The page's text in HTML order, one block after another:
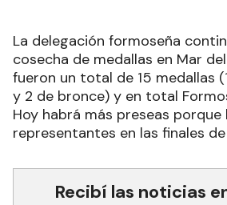
La delegación formoseña
cosecha de medallas en Mar
fueron un total de 15 medallas
y 2 de bronce) y en total
Hoy habrá más preseas porque
representantes en las finales
Recibí las noticias